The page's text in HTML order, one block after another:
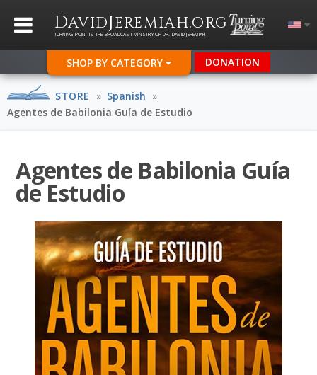
DAVIDJEREMIAH.ORG
TURNING POINT IS THE BROADCAST MINISTRY OF DR. DAVID JEREMIAH
SHOP BY CATEGORY DONATION
STORE » Spanish »
Agentes de Babilonia Guía de Estudio
Agentes de Babilonia Guía
de Estudio